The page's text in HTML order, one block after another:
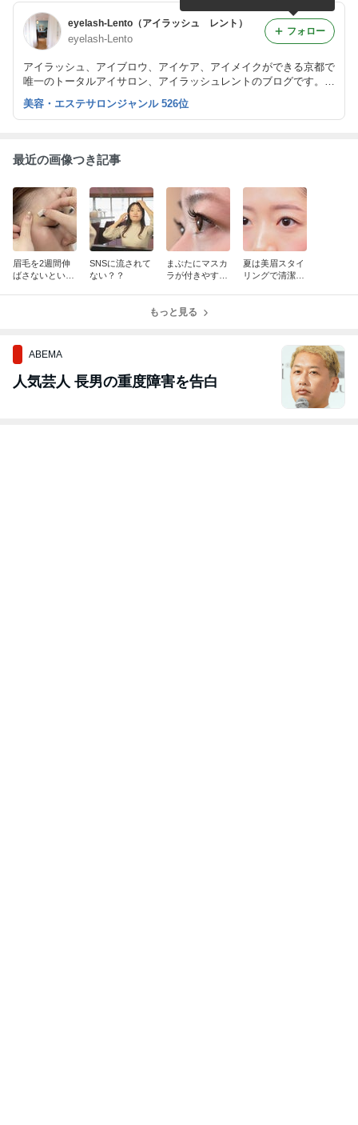
eyelash-Lento（アイラッシュ レント）
eyelash-Lento
アイラッシュ、アイブロウ、アイケア、アイメイクができる京都で
唯一のトータルアイサロン、アイラッシュレントのブログです。
ナチュラルなまつエクを得意とし、大人綺麗を提案しています。
また、まつげエクステスクールも開講しています。
フォロー
美容・エステサロンジャンル 526位
最近の画像つき記事
眉毛を2週間伸
ばさないといけ
SNSに流されて
ない？？
まぶたにマスカ
ラが付きやすい
夏は美眉スタイ
リングで清潔感
もっと見る
ABEMA
人気芸人 長男の重度障害を告白